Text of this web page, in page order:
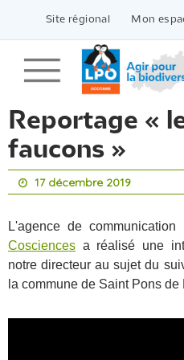
contenu
Site régional Mon
Reportage «
faucons »
17 décembre 2019
L'agence de
Cosciences a réalisé une
notre directeur au sujet du
la commune de Saint Pons de